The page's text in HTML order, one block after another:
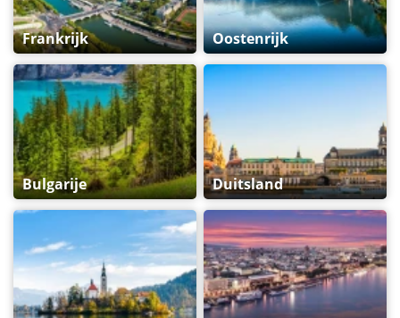
Frankrijk Oostenrijk
Bulgarije Duitsland